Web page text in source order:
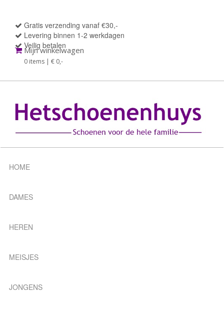
Gratis verzending vanaf €30,-
Levering binnen 1-2 werkdagen
Veilig betalen
Mijn winkelwagen
0 items | € 0,-
HOME
DAMES
HEREN
MEISJES
JONGENS